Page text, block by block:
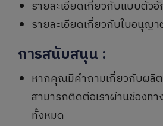
รายละเอียดเกี่ยวกับแบบตัว
รายละเอียดเกี่ยวกับใบอนุญา
การสนับสนุน :
หากคุณมีคำถามเกี่ยวกับผ
สามารถติดต่อเราผ่านช่องท
ทั้งหมด